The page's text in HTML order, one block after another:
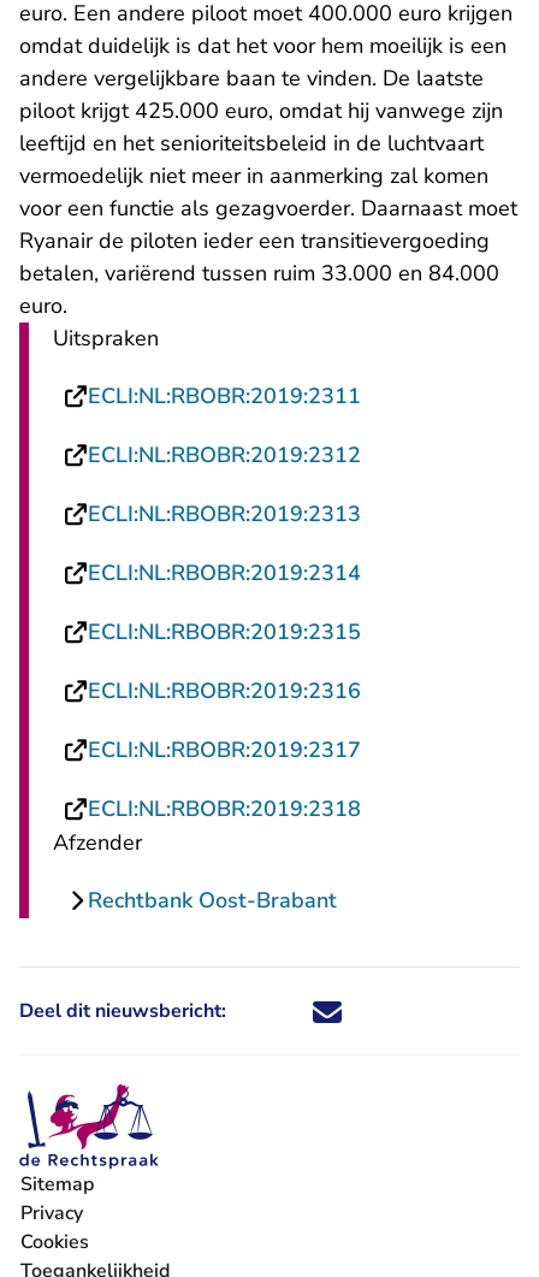
euro. Een andere piloot moet 400.000 euro krijgen
omdat duidelijk is dat het voor hem moeilijk is een
andere vergelijkbare baan te vinden. De laatste
piloot krijgt 425.000 euro, omdat hij vanwege zijn
leeftijd en het senioriteitsbeleid in de luchtvaart
vermoedelijk niet meer in aanmerking zal komen
voor een functie als gezagvoerder. Daarnaast moet
Ryanair de piloten ieder een transitievergoeding
betalen, variërend tussen ruim 33.000 en 84.000
euro.
Uitspraken
ECLI:NL:RBOBR:2019:2311
ECLI:NL:RBOBR:2019:2312
ECLI:NL:RBOBR:2019:2313
ECLI:NL:RBOBR:2019:2314- U verlaat
ECLI:NL:RBOBR:2019:2315
ECLI:NL:RBOBR:2019:2316
ECLI:NL:RBOBR:2019:2317
ECLI:NL:RBOBR:2019:2318
Afzender
Rechtbank Oost-Brabant
Deel dit nieuwsbericht: Deel dit nieuwsbericht via X -
Deel dit nieuwsbericht via
Deel dit nieuwsbericht
Deel dit
Sitemap
Privacy
Cookies
Toegankelijkheid